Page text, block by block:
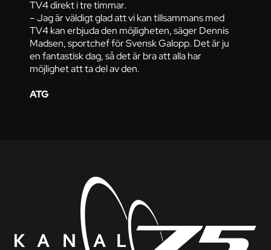
TV4 direkt i tre timmar.
– Jag är väldigt glad att vi kan tillsammans med
TV4 kan erbjuda den möjligheten, säger Dennis
Madsen, sportchef för Svensk Galopp. Det är ju
en fantastisk dag, så det är bra att alla har
möjlighet att ta del av den.
ATG